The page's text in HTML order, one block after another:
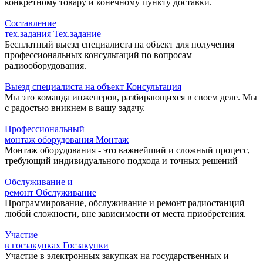
конкретному товару и конечному пункту доставки.
Составление
тех.задания Тех.задание
Бесплатный выезд специалиста на объект для получения
профессиональных консультаций по вопросам
радиооборудования.
Выезд специалиста на объект Консультация
Мы это команда инженеров, разбирающихся в своем деле. Мы
с радостью вникнем в вашу задачу.
Профессиональный
монтаж оборудования Монтаж
Монтаж оборудования - это важнейший и сложный процесс,
требующий индивидуального подхода и точных решений
Обслуживание и
ремонт Обслуживание
Программирование, обслуживание и ремонт радиостанций
любой сложности, вне зависимости от места приобретения.
Участие
в госзакупках Госзакупки
Участие в электронных закупках на государственных и